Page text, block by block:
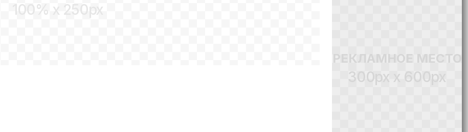
100% x 250px
РЕКЛАМНОЕ МЕСТО
300px x 600px